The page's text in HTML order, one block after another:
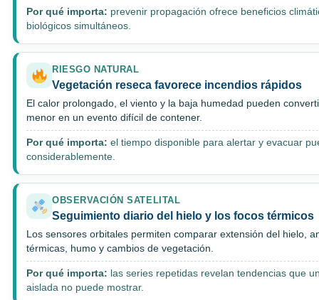
Por qué importa: prevenir propagación ofrece beneficios
biológicos simultáneos.
RIESGO NATURAL
Vegetación reseca favorece incendios rápidos
El calor prolongado, el viento y la baja humedad pueden
menor en un evento difícil de contener.
Por qué importa: el tiempo disponible para alertar y evacuar
considerablemente.
OBSERVACIÓN SATELITAL
Seguimiento diario del hielo y los focos térmicos
Los sensores orbitales permiten comparar extensión del hielo,
térmicas, humo y cambios de vegetación.
Por qué importa: las series repetidas revelan tendencias que
aislada no puede mostrar.